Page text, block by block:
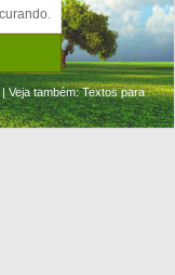
| Veja também:Textos para